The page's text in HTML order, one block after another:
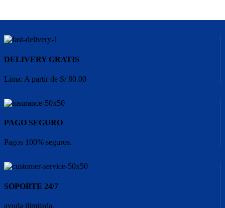
DELIVERY GRATIS
Lima: A partir de S/ 80.00
PAGO SEGURO
Pagos 100% seguros.
SOPORTE 24/7
ayuda ilimitada.